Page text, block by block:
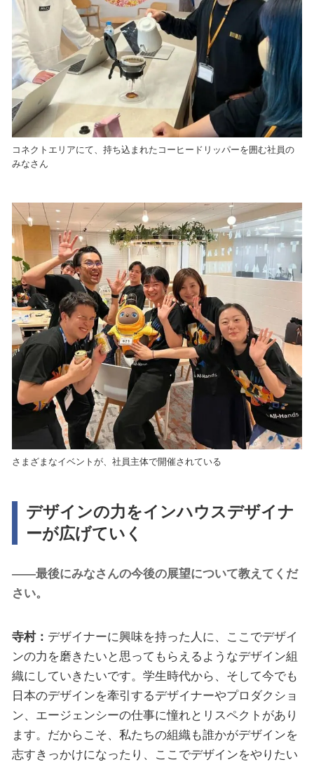
コネクトエリアにて、持ち込まれたコーヒードリッパーを囲む社員の
みなさん
さまざまなイベントが、社員主体で開催されている
デザインの力をインハウスデザイナ
ーが広げていく
――最後にみなさんの今後の展望について教えてくだ
さい。
寺村： デザイナーに興味を持った人に、ここでデザイ
ンの力を磨きたいと思ってもらえるようなデザイン組
織にしていきたいです。学生時代から、そして今でも
日本のデザインを牽引するデザイナーやプロダクショ
ン、エージェンシーの仕事に憧れとリスペクトがあり
ます。だからこそ、私たちの組織も誰かがデザインを
志すきっかけになったり、ここでデザインをやりたい